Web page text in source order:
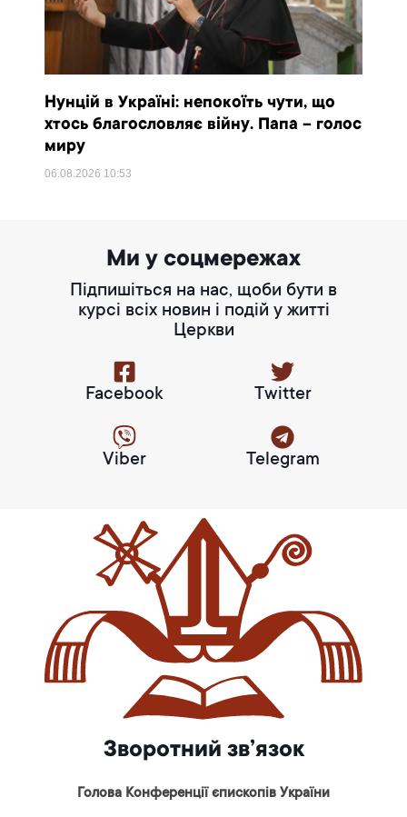
Нунцій в Україні: непокоїть чути, що
хтось благословляє війну. Папа – голос
миру
06.08.2026 10:53
Ми у соцмережах
Підпишіться на нас, щоби бути в
курсі всіх новин і подій у житті
Церкви
Facebook Twitter
Viber Telegram
Зворотний зв’язок
Голова Конференції єпископів України